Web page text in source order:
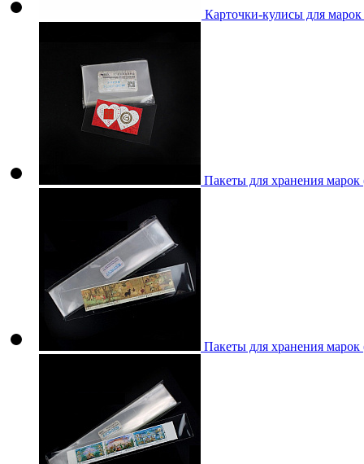
Карточки-кулисы для
Пакеты для хранения
Пакеты для хранения